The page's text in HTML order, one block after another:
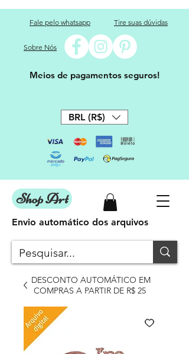
Fale pelo whatsapp Tire suas dúvidas
Sobre Nós
Meios de pagamentos seguros!
BRL (R$)
Shop Art
DESCONTO AUTOMÁTICO EM
COMPRAS A PARTIR DE R$ 25
Envio automático dos arquivos